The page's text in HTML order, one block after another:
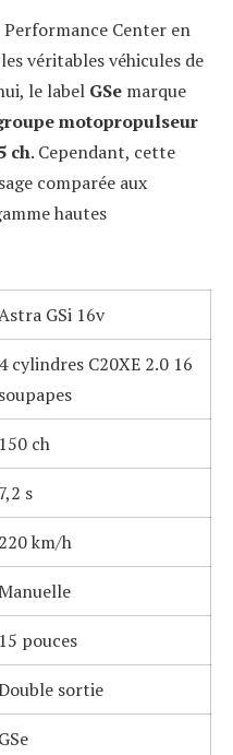
Center en
véritables véhicules de
le label GSe marque
motopropulseur
ch. Cependant, cette
comparée aux
hautes
GSi 16v
4 cylindres C20XE 2.0 16
soupapes
150 ch
7,2 s
220 km/h
15 pouces
sortie
GSe